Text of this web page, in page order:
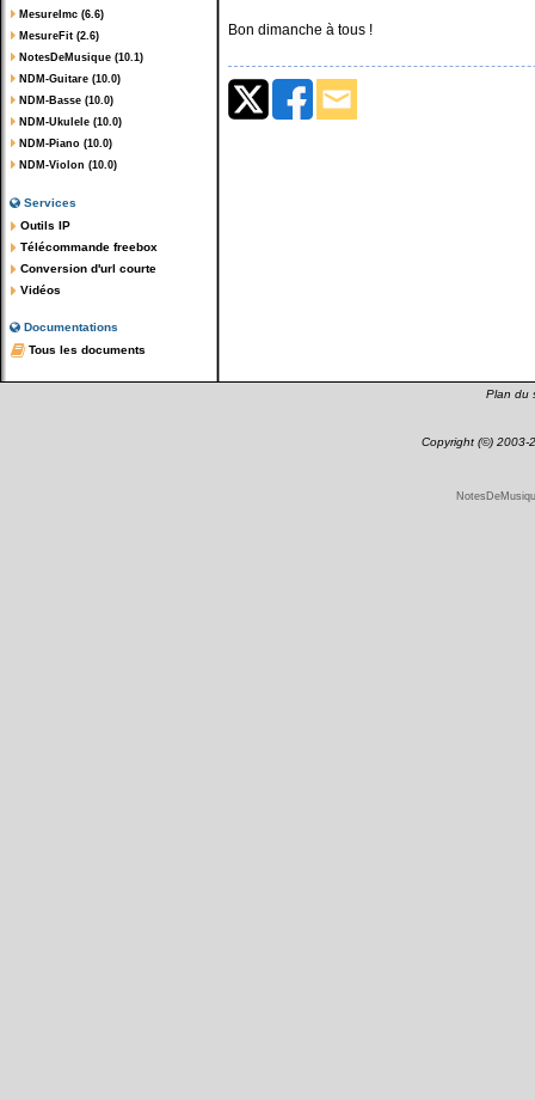
MesureImc (6.6)
MesureFit (2.6)
NotesDeMusique (10.1)
NDM-Guitare (10.0)
NDM-Basse (10.0)
NDM-Ukulele (10.0)
NDM-Piano (10.0)
NDM-Violon (10.0)
Services
Outils IP
Télécommande freebox
Conversion d'url courte
Vidéos
Documentations
Tous les documents
Bon dimanche à tous !
Plan du
Copyright (©) 2003-